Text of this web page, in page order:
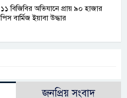
১১ বিজিবির অভিযানে প্রায় ৯০ হাজার
পিস বার্মিজ ইয়াবা উদ্ধার
জনপ্রিয় সংবাদ